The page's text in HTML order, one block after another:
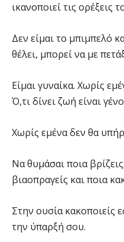
ικανοποιεί τις ορέξεις
Δεν είμαι το μπιμπελό
θέλει, μπορεί να με
Είμαι γυναίκα. Χωρίς
Ό,τι δίνει ζωή είναι
Χωρίς εμένα δεν θα
Να θυμάσαι ποια
βιαοπραγείς και ποια
Στην ουσία κακοποιείς
την ύπαρξή σου.